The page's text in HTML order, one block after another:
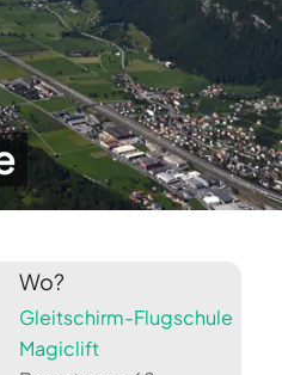
Wo?
Gleitschirm-Flugschule
Magiclift